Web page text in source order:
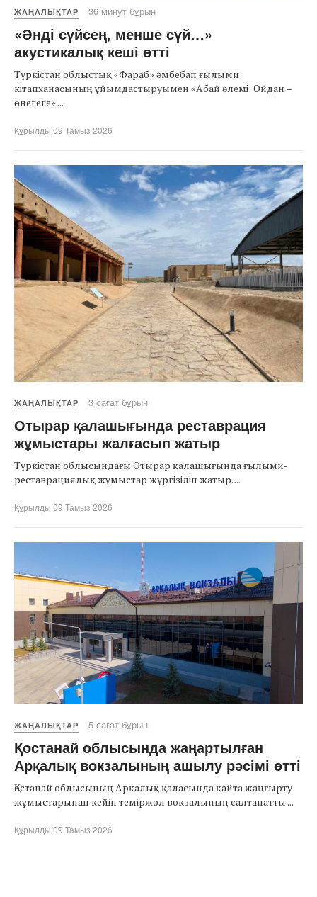
ЖАҢАЛЫҚТАР 36 минут бұрын
«Әнді сүйсең, менше сүй…»
акустикалық кеші өтті
Түркістан облыстық «Фараб» әмбебап ғылыми
кітапханасының ұйымдастыруымен «Абай әлемі: Ойдан –
өнегеге» ...
Құрылды 09 Тамыз 2026
ЖАҢАЛЫҚТАР 3 сағат бұрын
Отырар қалашығында реставрация
жұмыстары жалғасып жатыр
Түркістан облысындағы Отырар қалашығында ғылыми-
реставрациялық жұмыстар жүргізіліп жатыр. ...
Құрылды 09 Тамыз 2026
ЖАҢАЛЫҚТАР 5 сағат бұрын
Қостанай облысында жаңартылған
Арқалық вокзалының ашылу рәсімі өтті
Қостанай облысының Арқалық қаласында қайта жаңғырту
жұмыстарынан кейін теміржол вокзалының салтанатты ...
Құрылды 09 Тамыз 2026